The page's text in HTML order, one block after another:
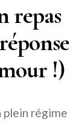
repas
!)
plein régime